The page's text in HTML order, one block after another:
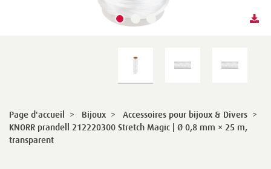
Page d'accueil > Bijoux > Accessoires pour bijoux & Divers >
KNORR prandell 212220300 Stretch Magic | Ø 0,8 mm × 25 m,
transparent